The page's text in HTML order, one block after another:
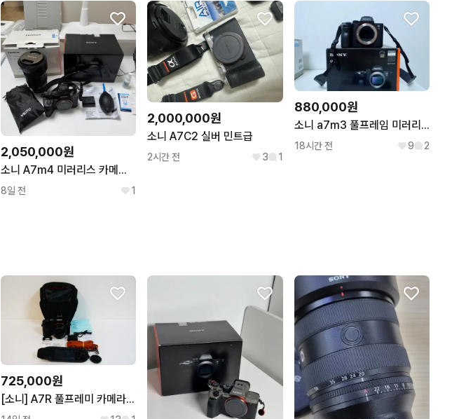
2,050,000원
소니 A7m4 미러리스 카메라 및 탐론 35-150 f2-2.8 소니 준망원렌즈 판매합니다
8일 전 1
2,000,000원
소니 A7C2 실버 민트급
2시간 전 3 1
880,000원
소니 a7m3 풀프레임 미러리스 카메라
18시간 전 9 2
725,000원
[소니] A7R 풀프레미 카메라팝니다.